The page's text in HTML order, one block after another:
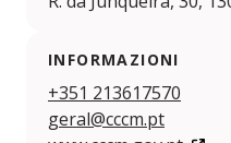
INFORMAZIONI
+351 213617570
geral@cccm.pt